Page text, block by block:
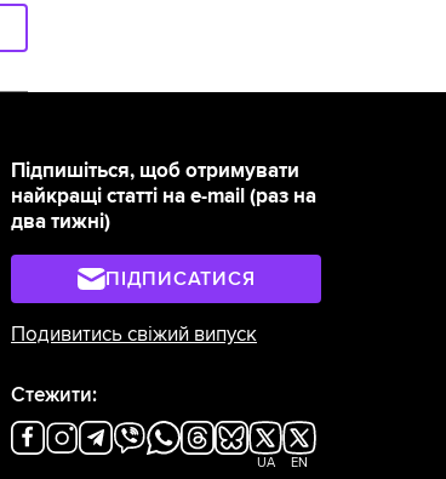
Підпишіться, щоб отримувати
найкращі статті на e-mail (раз на
два тижні)
ПІДПИСАТИСЯ
Подивитись свіжий випуск
Стежити:
UA EN